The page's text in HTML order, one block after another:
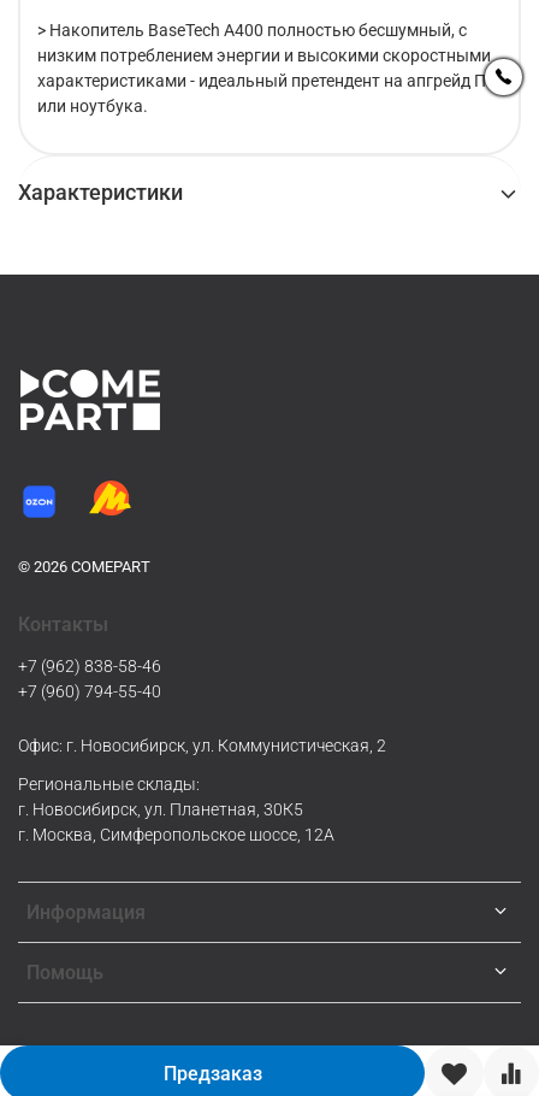
Предзаказ
> Накопитель BaseTech A400 полностью бесшумный, с
низким потреблением энергии и высокими скоростными
характеристиками - идеальный претендент на апгрейд ПК
или ноутбука.
Характеристики
© 2026 COMEPART
Информация
Помощь
Контакты
+7 (962) 838-58-46
+7 (960) 794-55-40
Офис: г. Новосибирск, ул. Коммунистическая, 2
Региональные склады:
г. Новосибирск, ул. Планетная, 30К5
г. Москва, Симферопольское шоссе, 12А